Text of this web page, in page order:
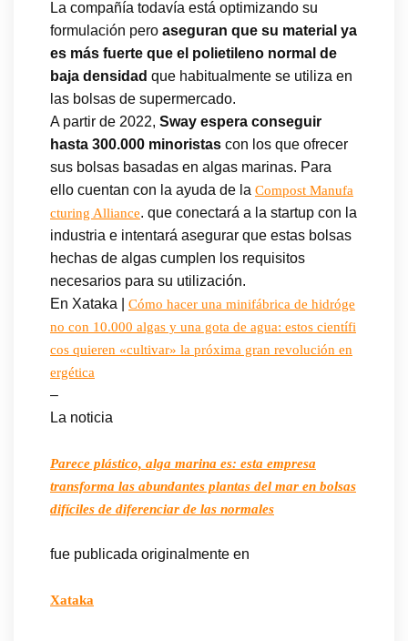
La compañía todavía está optimizando su
formulación pero aseguran que su material ya
es más fuerte que el polietileno normal de
baja densidad que habitualmente se utiliza en
las bolsas de supermercado.
A partir de 2022, Sway espera conseguir
hasta 300.000 minoristas con los que ofrecer
sus bolsas basadas en algas marinas. Para
ello cuentan con la ayuda de la Compost Manufa
cturing Alliance. que conectará a la startup con la
industria e intentará asegurar que estas bolsas
hechas de algas cumplen los requisitos
necesarios para su utilización.
En Xataka | Cómo hacer una minifábrica de hidróge
no con 10.000 algas y una gota de agua: estos científi
cos quieren «cultivar» la próxima gran revolución en
ergética
–
La noticia
Parece plástico, alga marina es: esta empresa
transforma las abundantes plantas del mar en bolsas
difíciles de diferenciar de las normales
fue publicada originalmente en
Xataka